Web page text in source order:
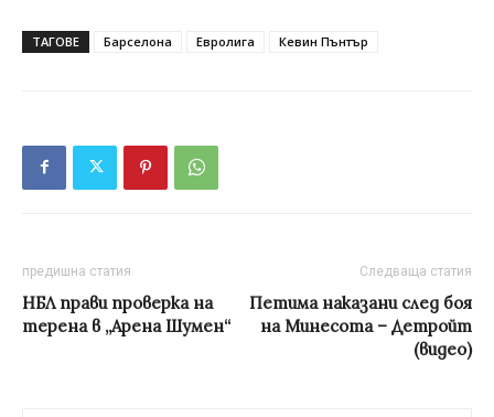
ТАГОВЕ Барселона Евролига Кевин Пънтър
предишна статия
НБЛ прави проверка на
терена в „Арена Шумен“
Следваща статия
Петима наказани след боя
на Минесота – Детройт
(видео)